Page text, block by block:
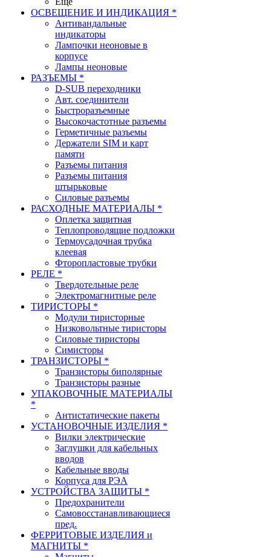
ОСВЕЩЕНИЕ И ИНДИКАЦИЯ *
Антивандальные
индикаторы
Лампочки неоновые в
корпусе
Лампы неоновые
РАЗЪЕМЫ *
D-SUB переходники
Авт. соединители
Быстроразъемные
Высокочастотные разъемы
Герметичные разъемы
Держатели SIM и карт
памяти
Разъемы питания
Разъемы питания
штырьковые
Силовые разъемы
РАСХОДНЫЕ МАТЕРИАЛЫ *
Оплетка защитная
Теплопроводящие подложки
Термоусадочная трубка
клеевая
Фторопластовые трубки
РЕЛЕ *
Твердотельные реле
Электромагнитные реле
ТИРИСТОРЫ *
Модули тиристорные
Низковольтные тиристоры
Силовые тиристоры
Симисторы
ТРАНЗИСТОРЫ *
Транзисторы биполярные
Транзисторы разные
УПАКОВОЧНЫЕ МАТЕРИАЛЫ
*
Антистатические пакеты
УСТАНОВОЧНЫЕ ИЗДЕЛИЯ *
Вилки электрические
Заглушки для кабельных
вводов
Кабельные вводы
Корпуса для РЭА
УСТРОЙСТВА ЗАЩИТЫ *
Предохранители
Самовосстанавливающиеся
пред.
ФЕРРИТОВЫЕ ИЗДЕЛИЯ и
МАГНИТЫ *